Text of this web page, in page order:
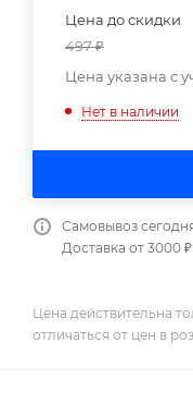
Цена до скидки
497₽
Цена указана с
Нет в наличии
Самовывоз
Доставка от 3000
Цена действительна
отличаться от цен в